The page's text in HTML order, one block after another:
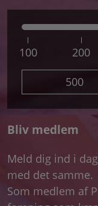
100 200
500
Bliv medlem
Meld dig ind i
med det samme.
Som medlem af